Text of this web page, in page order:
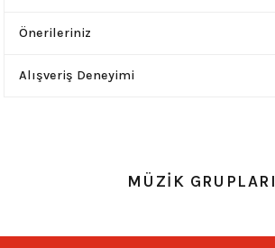
Önerileriniz
Alışveriş Deneyimi
MÜZİK GRUPLARI